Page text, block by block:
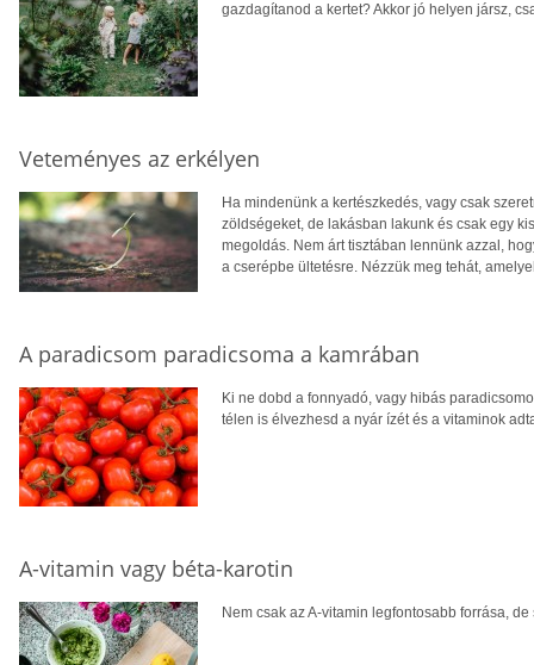
gazdagítanod a kertet? Akkor jó helyen jársz,
Veteményes az erkélyen
Ha mindenünk a kertészkedés, vagy csak
zöldségeket, de lakásban lakunk és csak egy
megoldás. Nem árt tisztában lennünk azzal,
a cserépbe ültetésre. Nézzük meg tehát,
A paradicsom paradicsoma a kamrában
Ki ne dobd a fonnyadó, vagy hibás
télen is élvezhesd a nyár ízét és a vitaminok
A-vitamin vagy béta-karotin
Nem csak az A-vitamin legfontosabb forrása,